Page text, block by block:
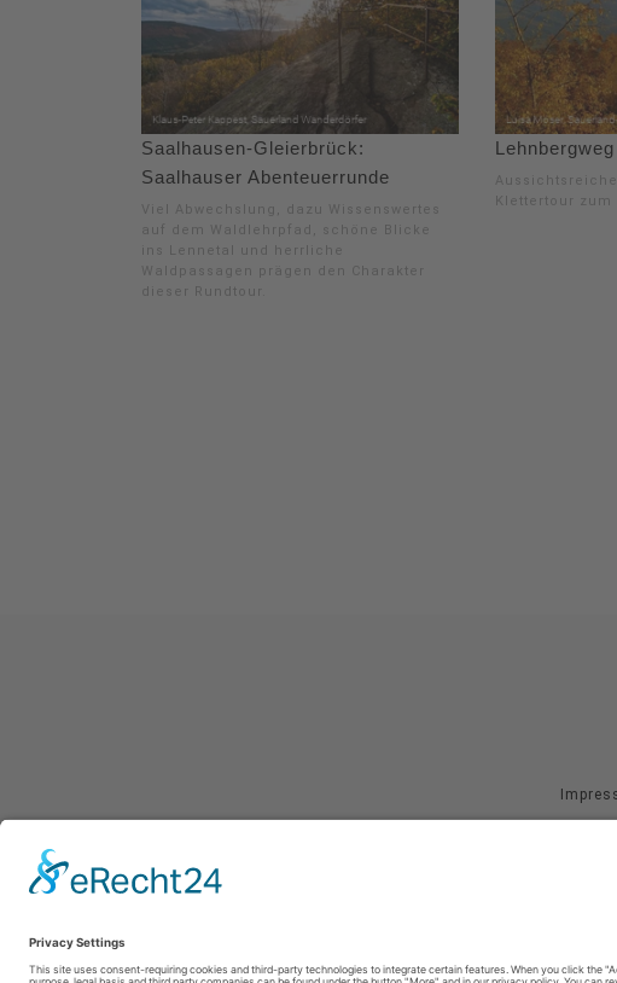
Saalhausen-Gleierbrück:
Saalhauser Abenteuerrunde
Viel Abwechslung, dazu Wissenswertes
auf dem Waldlehrpfad, schöne Blicke
ins Lennetal und herrliche
Waldpassagen prägen den Charakter
dieser Rundtour.
Lehnbergweg
Klettertour zum